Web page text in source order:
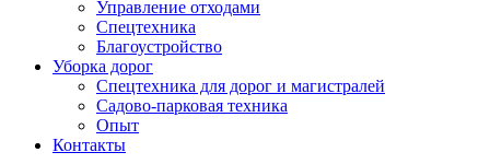
Управление отходами
Спецтехника
Благоустройство
Уборка дорог
Спецтехника для дорог и магистралей
Садово-парковая техника
Опыт
Контакты